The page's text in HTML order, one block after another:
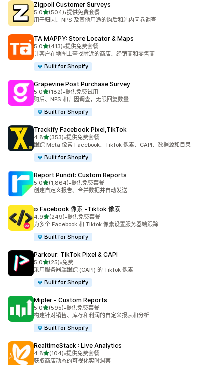
Zigpoll Customer Surveys
5.0星（满分 5 星）
(504)
总共 504 条评论
•提供免费套餐
用于归因、NPS 及其他用途的购后和站内问卷调查
TA MAPPY: Store Locator & Maps
5.0星（满分 5 星）
(413)
总共 413 条评论
•提供免费套餐
让客户在地图上查找附近的商店、经销商和零售商
Built for Shopify
Grapevine Post Purchase Survey
5.0星（满分 5 星）
(182)
总共 182 条评论
•提供免费试用
购后、NPS 和归因调查，无限回复数量
Built for Shopify
Trackify Facebook Pixel,TikTok
4.8星（满分 5 星）
(353)
总共 353 条评论
•提供免费套餐
跟踪 Meta 像素 Facebook、TikTok 像素、CAPI、数据源和目录
Built for Shopify
Report Pundit: Custom Reports
5.0星（满分 5 星）
(1,864)
总共 1864 条评论
•提供免费套餐
创建自定义报告、合并数据并自动发送
∞ Facebook 像素 ‑Tiktok 像素
4.9星（满分 5 星）
(249)
总共 249 条评论
•提供免费套餐
为多个 Facebook 和 Tiktok 像素设置服务器端跟踪
Built for Shopify
Parkour: TikTok Pixel & CAPI
5.0星（满分 5 星）
(25)
总共 25 条评论
•免费
采用服务器端跟踪 (CAPI) 的 TikTok 像素
Built for Shopify
Mipler ‑ Custom Reports
5.0星（满分 5 星）
(595)
总共 595 条评论
•提供免费套餐
构建针对销售、库存和利润的自定义报表和分析
Built for Shopify
RealtimeStack : Live Analytics
4.8星（满分 5 星）
(104)
总共 104 条评论
•提供免费套餐
获取商店动态的可视化实时洞察